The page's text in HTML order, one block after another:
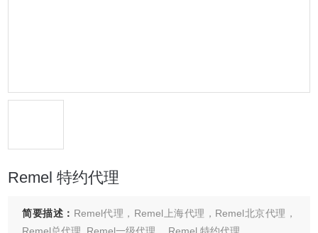
Remel 特约代理
简要描述： Remel代理，Remel上海代理，Remel北京代理，